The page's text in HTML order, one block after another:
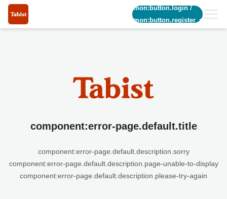
common:button.login/
common:button.register_short
component:error-page.default.title
component:error-page.default.description.sorry
component:error-page.default.description.page-unable-to-display
component:error-page.default.description.please-try-again